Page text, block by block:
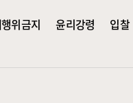
위금지 윤리강령 입찰